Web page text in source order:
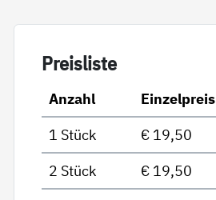
Preis­lis­te
Anzahl Einzelpreis
1 Stück
€ 19,50
2 Stück
€ 19,50